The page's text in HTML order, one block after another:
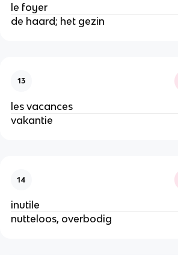
le foyer
de haard; het gezin
13
les vacances
vakantie
14
inutile
nutteloos, overbodig